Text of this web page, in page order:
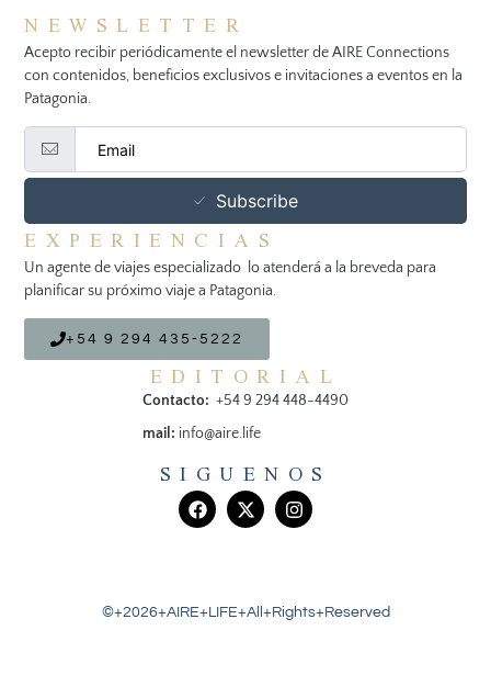
NEWSLETTER
Acepto recibir periódicamente el newsletter de AIRE Connections
con contenidos, beneficios exclusivos e invitaciones a eventos en la
Patagonia.
Subscribe
EXPERIENCIAS
Un agente de viajes especializado lo atenderá a la breveda para
planificar su próximo viaje a Patagonia.
+54 9 294 435-5222
EDITORIAL
Contacto: +54 9 294 448-4490
mail: info@aire.life
SIGUENOS
©+2026+AIRE+LIFE+All+Rights+Reserved